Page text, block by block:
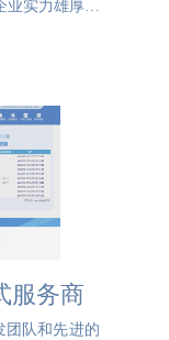
业实力雄厚，
如约而至，
于我们企业
服务商
团队和先进的